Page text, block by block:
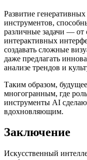
Развитие
инструментов,
различные задачи — от
интерактивных
создавать сложные
даже предлагать
анализе трендов и
Таким образом,
многогранным, где
инструменты AI
вдохновляющим.
Заключение
Искусственный